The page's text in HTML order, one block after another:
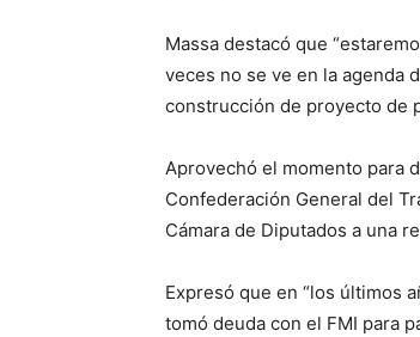
Massa destacó que
veces no se ve en la agenda
construcción de proyecto de
Aprovechó el momento para
Confederación General del
Cámara de Diputados a una
Expresó que en “los últimos
tomó deuda con el FMI para